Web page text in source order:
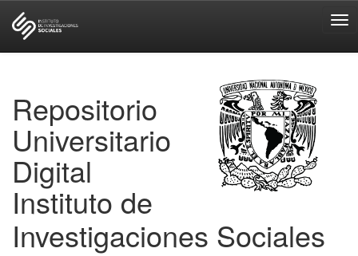
Repositorio
Universitario
Digital
Instituto de
Investigaciones Sociales